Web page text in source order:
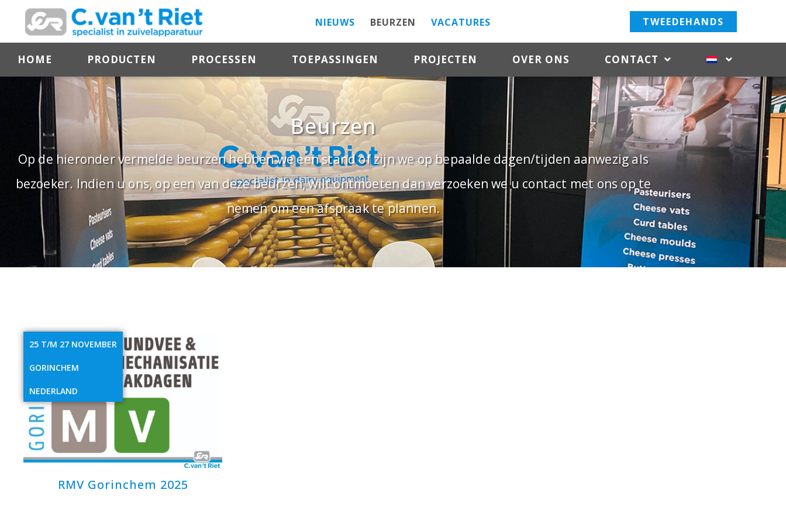
NIEUWS BEURZEN VACATURES TWEEDEHANDS
HOME PRODUCTEN PROCESSEN TOEPASSINGEN PROJECTEN OVER ONS CONTACT
Beurzen
Op de hieronder vermelde beurzen hebben we een stand of zijn we op bepaalde dagen/tijden aanwezig als
bezoeker. Indien u ons, op een van deze beurzen, wilt ontmoeten dan verzoeken we u contact met ons op te
nemen om een afspraak te plannen.
25 T/M 27 NOVEMBER
GORINCHEM
NEDERLAND
RMV Gorinchem 2025